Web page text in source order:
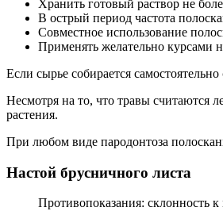
Хранить готовый раствор не
В острый период частота
Совместное использование
Применять желательно курсами
Если сырье собирается
Несмотря на то, что травы считаются
растения.
При любом виде пародонтоза
Настой брусничного листа
Противопоказания: склонность